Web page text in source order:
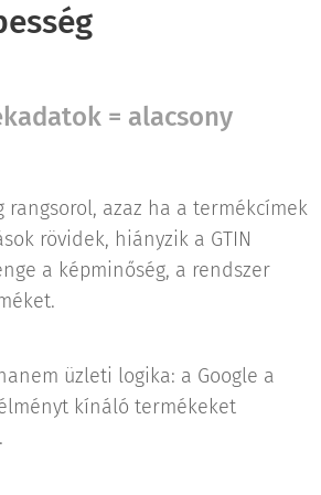
= alacsony
rangsorol, azaz ha a termékcímek
rövidek, hiányzik a GTIN
a képminőség, a rendszer
üzleti logika: a Google a
kínáló termékeket